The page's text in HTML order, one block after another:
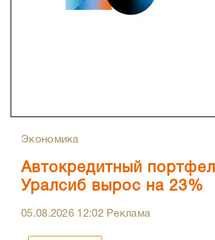
Экономика
Автокредитный
Уралсиб вырос на 23%
05.08.2026 12:02Реклама